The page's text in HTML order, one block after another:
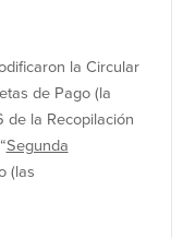
la Circular
de Pago (la
de la Recopilación
Segunda
(las